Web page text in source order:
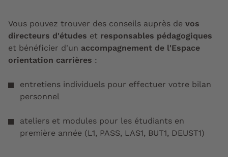
Vous pouvez trouver des conseils auprès de vos
directeurs d'études et responsables pédagogiques
et bénéficier d'un accompagnement de l'Espace
orientation carrières :
entretiens individuels pour effectuer votre bilan
personnel
ateliers et modules pour les étudiants en
première année (L1, PASS, LAS1, BUT1, DEUST1)